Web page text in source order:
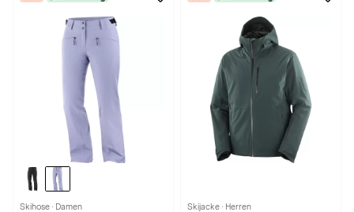
Skihose · Damen Skijacke · Herren